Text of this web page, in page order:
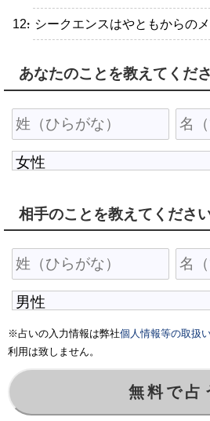
・シークエンスはやともからの
あなたのことを教えてくだ
相手のことを教えてくださ
※占いの入力情報は弊社個人情報等の取扱
利用は致しません。